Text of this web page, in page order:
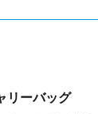
リーバッグ